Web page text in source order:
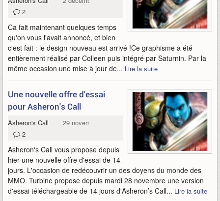
2
Ca fait maintenant quelques temps
qu'on vous l'avait annoncé, et bien
c'est fait : le design nouveau est arrivé !Ce graphisme a été
entièrement réalisé par Colleen puis intégré par Saturnin. Par la
même occasion une mise à jour de... Lire la suite
Une nouvelle offre d'essai
pour Asheron's Call
Asheron's Call
29 novembre 2006
2
Asheron's Call vous propose depuis
hier une nouvelle offre d'essai de 14
jours. L'occasion de redécouvrir un des doyens du monde des
MMO. Turbine propose depuis mardi 28 novembre une version
d'essai téléchargeable de 14 jours d'Asheron’s Call... Lire la suite